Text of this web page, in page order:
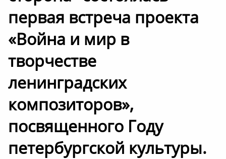
первая встреча проекта
«Война и мир в
творчестве
ленинградских
композиторов»,
посвященного Году
петербургской культуры.